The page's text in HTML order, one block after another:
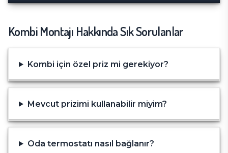
Kombi Montajı Hakkında Sık Sorulanlar
Kombi için özel priz mi gerekiyor?
Mevcut prizimi kullanabilir miyim?
Oda termostatı nasıl bağlanır?